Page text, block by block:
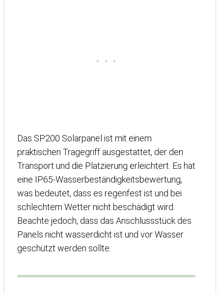
Das SP200 Solarpanel ist mit einem
praktischen Tragegriff ausgestattet, der den
Transport und die Platzierung erleichtert. Es hat
eine IP65-Wasserbeständigkeitsbewertung,
was bedeutet, dass es regenfest ist und bei
schlechtem Wetter nicht beschädigt wird.
Beachte jedoch, dass das Anschlussstück des
Panels nicht wasserdicht ist und vor Wasser
geschützt werden sollte.